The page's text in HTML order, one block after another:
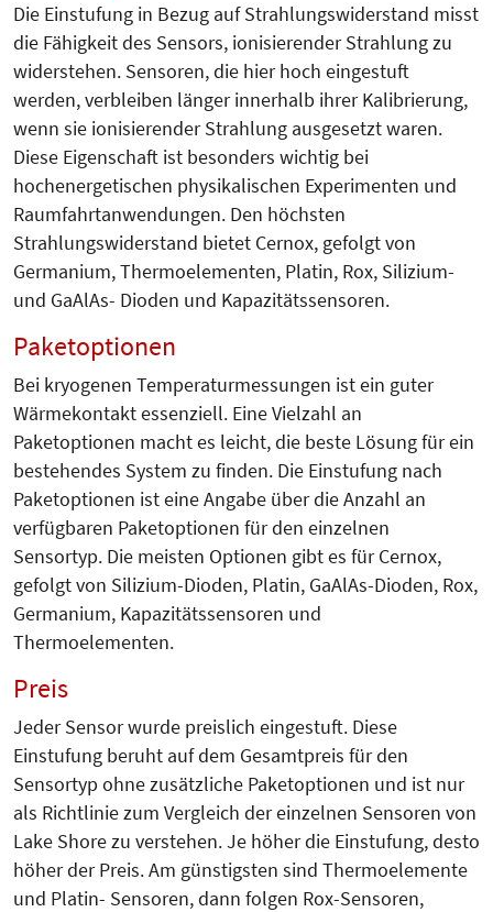
Die Einstufung in Bezug auf Strahlungswiderstand misst
die Fähigkeit des Sensors, ionisierender Strahlung zu
widerstehen. Sensoren, die hier hoch eingestuft
werden, verbleiben länger innerhalb ihrer Kalibrierung,
wenn sie ionisierender Strahlung ausgesetzt waren.
Diese Eigenschaft ist besonders wichtig bei
hochenergetischen physikalischen Experimenten und
Raumfahrtanwendungen. Den höchsten
Strahlungswiderstand bietet Cernox, gefolgt von
Germanium, Thermoelementen, Platin, Rox, Silizium-
und GaAlAs- Dioden und Kapazitätssensoren.
Paketoptionen
Bei kryogenen Temperaturmessungen ist ein guter
Wärmekontakt essenziell. Eine Vielzahl an
Paketoptionen macht es leicht, die beste Lösung für ein
bestehendes System zu finden. Die Einstufung nach
Paketoptionen ist eine Angabe über die Anzahl an
verfügbaren Paketoptionen für den einzelnen
Sensortyp. Die meisten Optionen gibt es für Cernox,
gefolgt von Silizium-Dioden, Platin, GaAlAs-Dioden, Rox,
Germanium, Kapazitätssensoren und
Thermoelementen.
Preis
Jeder Sensor wurde preislich eingestuft. Diese
Einstufung beruht auf dem Gesamtpreis für den
Sensortyp ohne zusätzliche Paketoptionen und ist nur
als Richtlinie zum Vergleich der einzelnen Sensoren von
Lake Shore zu verstehen. Je höher die Einstufung, desto
höher der Preis. Am günstigsten sind Thermoelemente
und Platin- Sensoren, dann folgen Rox-Sensoren,